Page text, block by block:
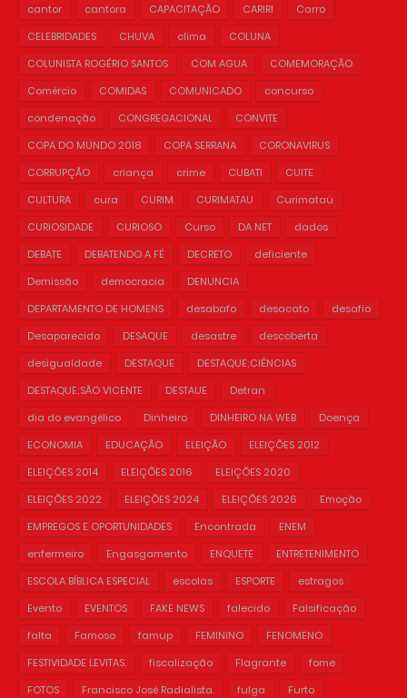
cantor
cantora CAPACITAÇÃO CARIRI
Carro
CELEBRIDADES
CHUVA clima
COLUNA
COLUNISTA ROGÉRIO SANTOS
COM AGUA
COMEMORAÇÃO
Comércio
COMIDAS COMUNICADO
concurso
condenação
CONGREGACIONAL
CONVITE
COPA DO MUNDO 2018
COPA SERRANA
CORONAVIRUS
CORRUPÇÃO
criança crime CUBATI
CUITE
CULTURA
cura CURIM CURIMATAU
Curimataú
CURIOSIDADE
CURIOSO Curso DA NET
dados
DEBATE
DEBATENDO A FÉ DECRETO
deficiente
Demissão
democracia
DENUNCIA
DEPARTAMENTO DE HOMENS
desabafo desacato
desafio
Desaparecido
DESAQUE desastre
descoberta
desigualdade
DESTAQUE
DESTAQUE;CIÊNCIAS
DESTAQUE;SÃO VICENTE
DESTAUE
Detran
dia do evangélico
Dinheiro DINHEIRO NA WEB
Doença
ECONOMIA
EDUCAÇÃO ELEIÇÃO
ELEIÇÕES 2012
ELEIÇÕES 2014
ELEIÇÕES 2016
ELEIÇÕES 2020
ELEIÇÕES 2022
ELEIÇÕES 2024 ELEIÇÕES 2026
Emoção
EMPREGOS E OPORTUNIDADES
Encontrada
ENEM
enfermeiro
Engasgamento ENQUETE
ENTRETENIMENTO
ESCOLA BÍBLICA ESPECIAL
escolas ESPORTE
estragos
Evento
EVENTOS FAKE NEWS falecido
Falsificação
falta
Famoso famup FEMININO
FENOMENO
FESTIVIDADE LEVITAS.
fiscalização Flagrante
fome
FOTOS
Francisco José Radialista. fulga
Furto